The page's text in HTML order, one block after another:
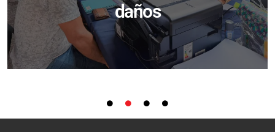
daños